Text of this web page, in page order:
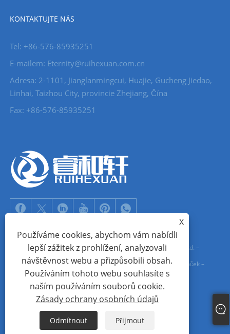
KONTAKTUJTE NÁS
Tel: +86-576-85935251
E-mailem: Eternity@ruihexuan.com.cn
Adresa: 2-1101, Jianglanmingcui, Huajie, Gucheng Jiedao,
Linhai, Taizhou City, provincie Zhejiang, Čína
Fax: +86-576-85935251
Copyright © 2022 Zhejiang Ruihexuan Import and Export Co., Ltd. –
Výrobci kovových knoflíků, jezdců na zip, dodavatelé kovových oček –
Sitemap RSS
XML
Zásady ochrany osobních údajů
X
Používáme cookies, abychom vám nabídli
lepší zážitek z prohlížení, analyzovali
návštěvnost webu a přizpůsobili obsah.
Používáním tohoto webu souhlasíte s
naším používáním souborů cookie.
Zásady ochrany osobních údajů
Odmítnout Přijmout